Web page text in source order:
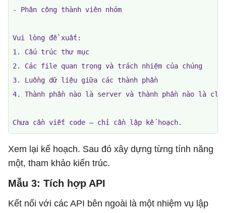
- Phân công thành viên nhóm
Vui lòng đề xuất:
1. Cấu trúc thư mục
2. Các file quan trọng và trách nhiệm của chúng
3. Luồng dữ liệu giữa các thành phần
4. Thành phần nào là server và thành phần nào là
Chưa cần viết code — chỉ cần lập kế hoạch.
Xem lại kế hoạch. Sau đó xây dựng từng tính năng
một, tham khảo kiến ​​trúc.
Mẫu 3: Tích hợp API
Kết nối với các API bên ngoài là một nhiệm vụ lập